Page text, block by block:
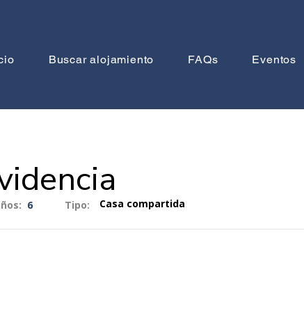
Buscar alojamiento FAQs Eventos
6 Tipo: Casa compartida